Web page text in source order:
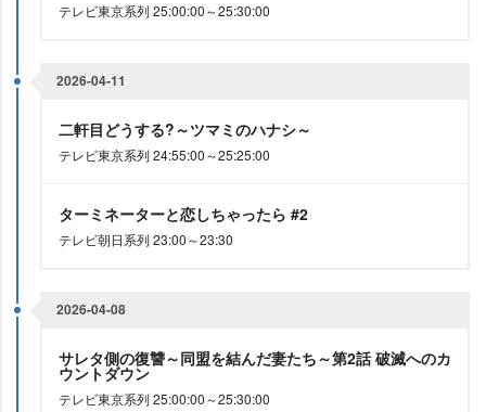
テレビ東京系列 25:00:00～25:30:00
2026-04-11
二軒目どうする?～ツマミのハナシ～
テレビ東京系列 24:55:00～25:25:00
ターミネーターと恋しちゃったら #2
テレビ朝日系列 23:00～23:30
2026-04-08
サレタ側の復讐～同盟を結んだ妻たち～第2話 破滅へのカ
ウントダウン
テレビ東京系列 25:00:00～25:30:00